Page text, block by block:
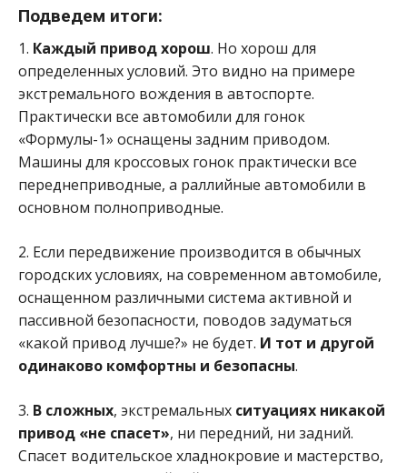
Подведем итоги:
1. Каждый привод хорош. Но хорош для
определенных условий. Это видно на примере
экстремального вождения в автоспорте.
Практически все автомобили для гонок
«Формулы-1» оснащены задним приводом.
Машины для кроссовых гонок практически все
переднеприводные, а раллийные автомобили в
основном полноприводные.
2. Если передвижение производится в обычных
городских условиях, на современном автомобиле,
оснащенном различными система активной и
пассивной безопасности, поводов задуматься
«какой привод лучше?» не будет. И тот и другой
одинаково комфортны и безопасны.
3. В сложных, экстремальных ситуациях никакой
привод «не спасет», ни передний, ни задний.
Спасет водительское хладнокровие и мастерство,